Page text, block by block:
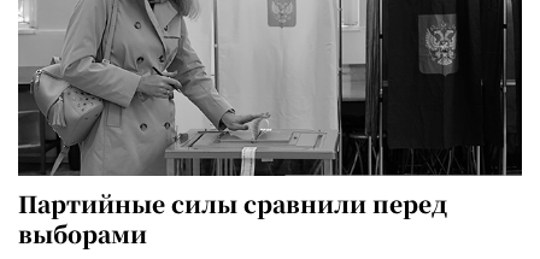
Партийные силы сравнили перед
выборами